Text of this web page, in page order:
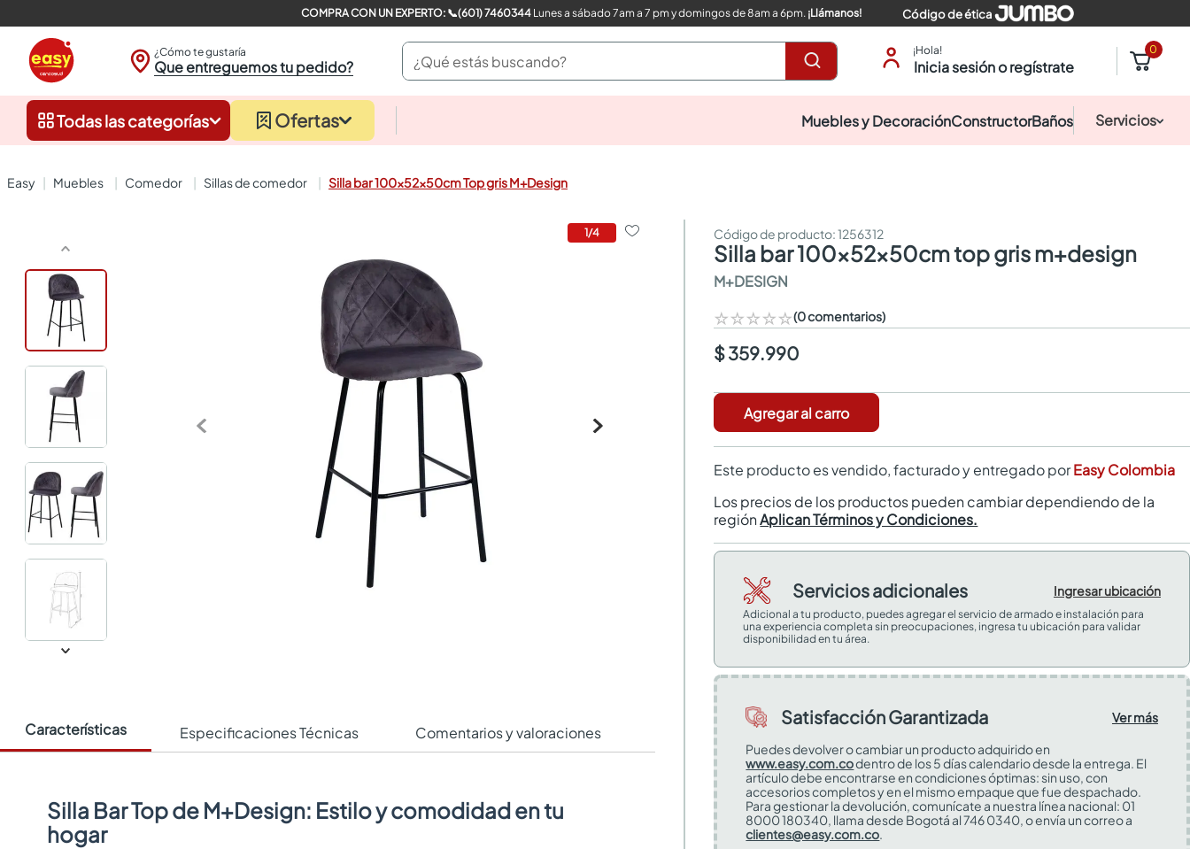
COMPRA CON UN EXPERTO: 📞(601) 7460344Lunes a sábado 7am a 7 pm y domingos de 8am a 6pm. ¡Llámanos! Código de ética
¿Cómo te gustaría
Que entreguemos tu pedido?
¿Qué estás buscando? ¡Hola!
Inicia sesión o regístrate
0
Todas las categorías Ofertas Muebles y DecoraciónConstructorBaños Servicios
muebles comedor sillas de comedor Silla bar 100x52x50cm Top gris M+Design
1/4
Características Especificaciones Técnicas Comentarios y valoraciones
Silla Bar Top de M+Design: Estilo y comodidad en tu
hogar
:1256312
silla bar 100x52x50cm top gris m+design
M+DESIGN
☆☆☆☆☆(0 comentarios)
$ 359.990
Agregar al carro
Este producto es vendido, facturado y entregado porEasy Colombia
Los precios de los productos pueden cambiar dependiendo de la
regiónAplican Términos y Condiciones.
Servicios adicionales Ingresar ubicación
Adicional a tu producto, puedes agregar el servicio de armado e instalación para
una experiencia completa sin preocupaciones, ingresa tu ubicación para validar
disponibilidad en tu área.
Satisfacción Garantizada
Ver más
Puedes devolver o cambiar un producto adquirido en
www.easy.com.codentro de los 5 días calendario desde la entrega. El
artículo debe encontrarse en condiciones óptimas: sin uso, con
accesorios completos y en el mismo empaque que fue despachado.
Para gestionar la devolución, comunícate a nuestra línea nacional: 01
8000 180340, llama desde Bogotá al 746 0340, o envía un correo a
clientes@easy.com.co.
closet
sanitarios
armarios closet
comedores
neveras